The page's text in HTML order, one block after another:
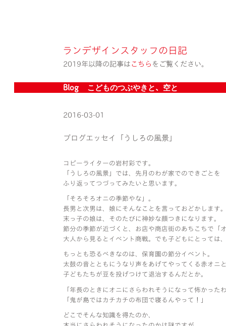
ランデザインスタッフの日記
2019年以降の記事は こちら をご覧ください。
Blog » こどものつぶやきと、空と
2016-03-01
ブログエッセイ「うしろの風景」
コピーライターの岩村彩です。
「うしろの風景」では、先月のわが家でのできごとを
ふり返ってつづってみたいと思います。
「そろそろオニの季節やな」。
長男と次男は、娘にそんなことを言っておどかします
末っ子の娘は、そのたびに神妙な顔つきになります。
節分の季節が近づくと、お店や商店街のあちこちで「
大人から見るとイベント商戦。でも子どもにとっては
もっとも恐るべきなのは、保育園の節分イベント。
太鼓の音とともにうなり声をあげてやってくる赤オニ
子どもたちが豆を投げつけて退治するんだとか。
「年長のときにオニにさらわれそうになって怖かった
「鬼が島ではカチカチの布団で寝るんやって！」
どこでそんな知識を得たのか、